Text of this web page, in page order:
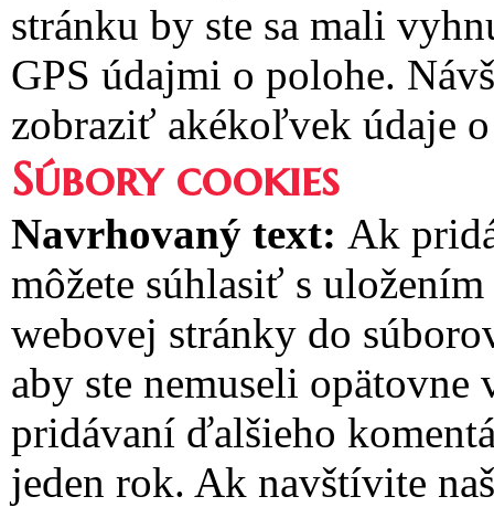
stránku by ste sa mali
GPS údajmi o polohe.
zobraziť akékoľvek údaje
Súbory cookies
Navrhovaný text: Ak
môžete súhlasiť s
webovej stránky do
aby ste nemuseli
pridávaní ďalšieho
jeden rok. Ak navštívite